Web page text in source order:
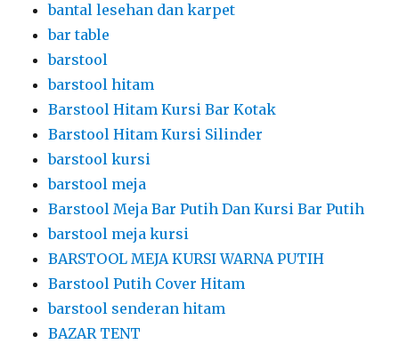
bantal lesehan dan karpet
bar table
barstool
barstool hitam
Barstool Hitam Kursi Bar Kotak
Barstool Hitam Kursi Silinder
barstool kursi
barstool meja
Barstool Meja Bar Putih Dan Kursi Bar Putih
barstool meja kursi
BARSTOOL MEJA KURSI WARNA PUTIH
Barstool Putih Cover Hitam
barstool senderan hitam
BAZAR TENT